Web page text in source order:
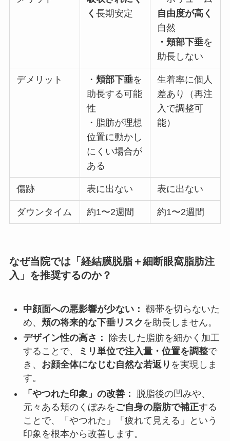
く長期安定
自由度が高く
自然
・頬部下垂を
助長しない
デメリット ・頬部下垂を
助長する可能
性
・脂肪が理想
位置に動かし
にくい場合が
ある
生着率に個人
差あり（再注
入で調整可
能）
傷跡 表に出ない 表に出ない
ダウンタイム 約1〜2週間 約1〜2週間
なぜ当院では「経結膜脱脂＋細断眼窩脂肪注
入」を推奨するのか？
中顔面への悪影響が少ない： 靱帯を切らないた
め、 頬の将来的な下垂リスク を助長しません。
デザイン性の高さ：
除去した脂肪を細かく加工
することで、
ミリ単位で注入量・位置を調整で
き、 お顔全体になじむ自然な若返り を実現しま
す。
「やつれた印象」の改善：
脱脂後の凹みや、
元々ある頬のくぼみを ご自身の脂肪で補正する
ことで、「やつれた」「疲れて見える」という
印象を根本から改善します。